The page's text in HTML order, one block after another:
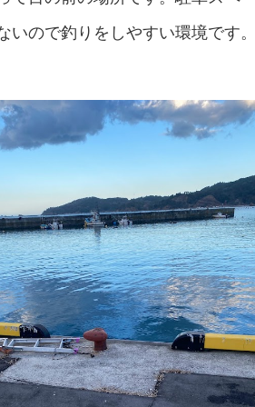
いので釣りをしやすい環境です